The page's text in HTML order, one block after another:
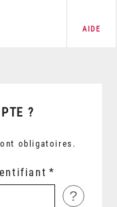
AIDE
?
obligatoires.
?